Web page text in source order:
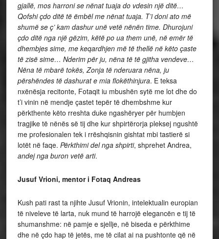
gjallë, mos harroni se nënat tuaja do vdesin një ditë…
Qofshi çdo ditë të ëmbël me nënat tuaja. T’i doni ato më
shumë se ç’ kam dashur unë vetë nënën time. Dhurojuni
çdo ditë nga një gëzim, këtë po ua them unë, në emër të
dhembjes sime, me keqardhjen më të thellë në këto çaste
të zisë sime… Nderim për ju, nëna të të gjitha vendeve…
Nëna të mbarë tokës, Zonja të nderuara nëna, ju
përshëndes të dashurat e mia flokëthinjura. E teksa
nxënësja recitonte, Fotaqit iu mbushën sytë me lot dhe do
t’i vinin në mendje çastet tepër të dhembshme kur
përkthente këto rreshta duke ngashëryer për humbjen
tragjike të nënës së tij dhe kur shpirtërorja pleksej ngushtë
me profesionalen tek i rrëshqisnin gishtat mbi tastierë si
lotët në faqe. Përkthimi del nga shpirti, shprehet Andrea,
andej nga buron vetë arti.
Jusuf Vrioni, mentor i Fotaq Andreas
Kush pati rast ta njihte Jusuf Vrionin, intelektualin europian
të niveleve të larta, nuk mund të harrojë elegancën e tij të
shumanshme: në pamje e sjellje, në biseda e përkthime
dhe në çdo hap të jetës, me të cilat ai na pushtonte që në